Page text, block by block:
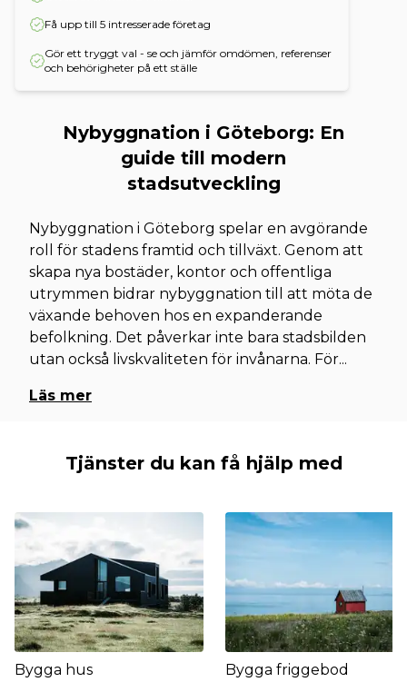
Få upp till 5 intresserade företag
Gör ett tryggt val - se och jämför omdömen, referenser
och behörigheter på ett ställe
Nybyggnation i Göteborg: En
guide till modern
stadsutveckling
Nybyggnation i Göteborg spelar en avgörande
roll för stadens framtid och tillväxt. Genom att
skapa nya bostäder, kontor och offentliga
utrymmen bidrar nybyggnation till att möta de
växande behoven hos en expanderande
befolkning. Det påverkar inte bara stadsbilden
utan också livskvaliteten för invånarna. För...
Läs mer
Tjänster du kan få hjälp med
Bygga hus Bygga friggebod